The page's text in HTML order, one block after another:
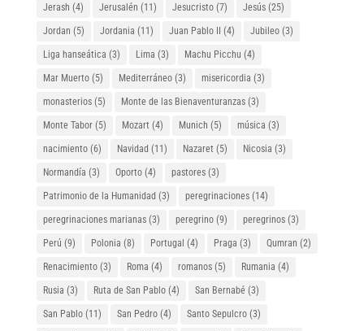
Jerash (4) Jerusalén (11) Jesucristo(7) Jesús(25)
Jordan (5) Jordania (11) Juan Pablo II (4) Jubileo(3)
Liga hanseática (3) Lima (3) Machu Picchu (4)
Mar Muerto(5) Mediterráneo(3) misericordia (3)
monasterios(5) Monte de las Bienaventuranzas(3)
Monte Tabor(5) Mozart (4) Munich (5) música (3)
nacimiento(6) Navidad (11) Nazaret (5) Nicosia (3)
Normandía (3) Oporto(4) pastores(3)
Patrimonio de la Humanidad (3) peregrinaciones(14)
peregrinaciones marianas(3) peregrino(9) peregrinos(3)
Perú (9) Polonia (8) Portugal (4) Praga (3) Qumran (2)
Renacimiento(3) Roma (4) romanos(5) Rumania (4)
Rusia (3) Ruta de San Pablo(4) San Bernabé (3)
San Pablo(11) San Pedro(4) Santo Sepulcro(3)